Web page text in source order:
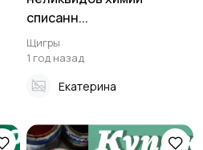
списанн...
Щигры
1 год назад
Екатерина